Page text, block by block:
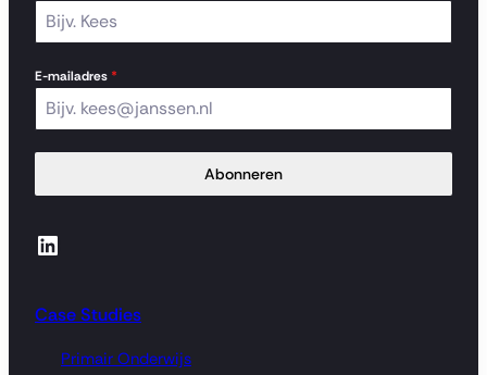
E-mailadres *
Abonneren
LinkedIn
Case Studies
Primair Onderwijs